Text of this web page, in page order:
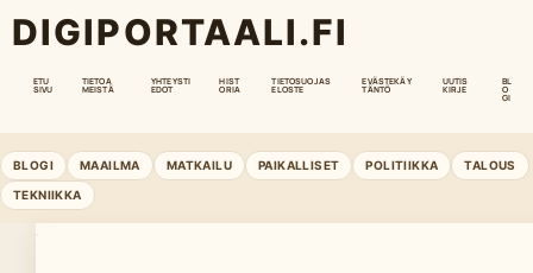
DIGIPORTAALI.FI
ETU
SIVU
TIETOA
MEISTÄ
YHTEYSTI
EDOT
HIST
ORIA
TIETOSUOJAS
ELOSTE
EVÄSTEKÄY
TÄNTÖ
UUTIS
KIRJE
BL
O
GI
BLOGI MAAILMA MATKAILU PAIKALLISET POLITIIKKA TALOUS
TEKNIIKKA